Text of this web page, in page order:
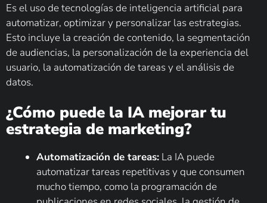
Es el uso de tecnologías de inteligencia artificial para
automatizar, optimizar y personalizar las estrategias.
Esto incluye la creación de contenido, la segmentación
de audiencias, la personalización de la experiencia del
usuario, la automatización de tareas y el análisis de
datos.
¿Cómo puede la IA mejorar tu
estrategia de marketing?
Automatización de tareas: La IA puede
automatizar tareas repetitivas y que consumen
mucho tiempo, como la programación de